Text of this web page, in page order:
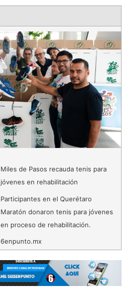
Miles de Pasos recauda tenis para
jóvenes en rehabilitación
Participantes en el Querétaro
Maratón donaron tenis para jóvenes
en proceso de rehabilitación.
6enpunto.mx